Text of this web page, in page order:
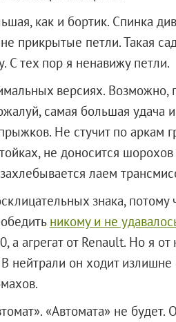
как и бортик. Спинка
прикрытые петли. Такая
С тех пор я ненавижу петли.
версиях. Возможно,
самая большая удача
Не стучит по аркам
не доносится
лаем
знака,
никому и не
а агрегат от Renault. Но я
нейтрали он ходит
«Автомата» не